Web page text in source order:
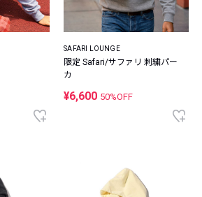
SAFARI LOUNGE
限定 Safari/サファリ 刺繍パー
カ
¥6,600 50%OFF